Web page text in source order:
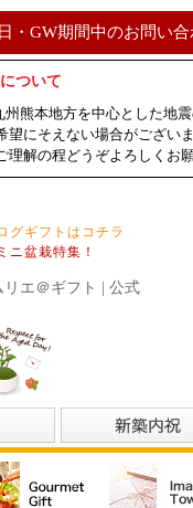
・GW期間中のお問い
ついて
熊本地方を中心とした地
望にそえない場合がござい
理解の程どうぞよろしくお
グギフトはコチラ
盆栽特集！
エ＠ギフト | 公式